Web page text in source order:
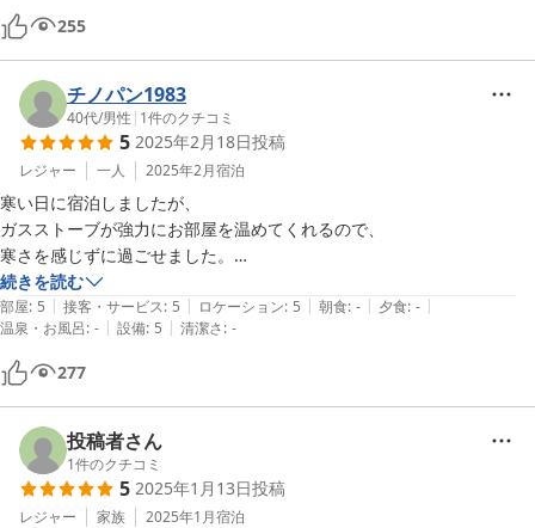
255
チノパン1983
40代/男性 | 1件のクチコミ
5 2025年2月18日投稿
レジャー 一人 2025年2月宿泊
寒い日に宿泊しましたが、
ガスストーブが強力にお部屋を温めてくれるので、
寒さを感じずに過ごせました。
全体的に満足しております。
続きを読む
部屋: 5 | 接客・サービス: 5 | ロケーション: 5 | 朝食: - | 夕食: - |
温泉・お風呂: - | 設備: 5 | 清潔さ: -
277
投稿者さん
1件のクチコミ
5 2025年1月13日投稿
レジャー 家族 2025年1月宿泊